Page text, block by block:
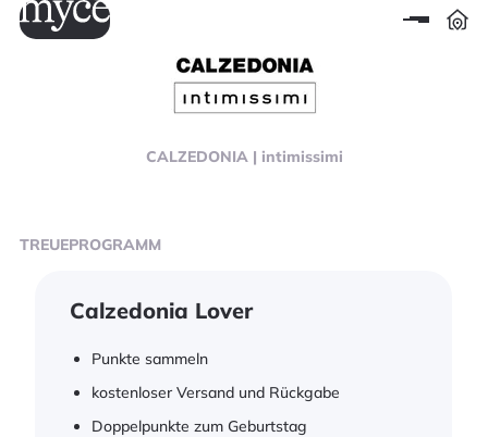
CALZEDONIA | intimissimi
TREUEPROGRAMM
Calzedonia Lover
Punkte sammeln
kostenloser Versand und Rückgabe
Doppelpunkte zum Geburtstag